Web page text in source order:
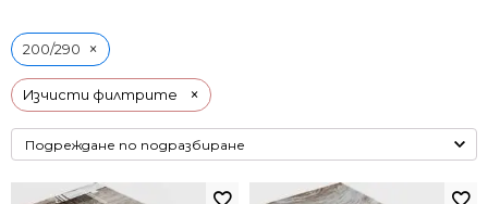
Изчисти филтрите ×
200/290 ×